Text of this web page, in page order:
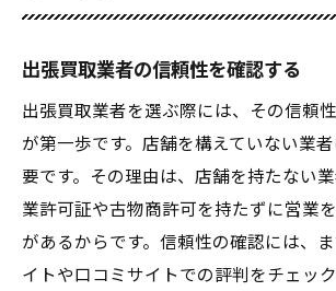
出張買取業者の信頼性を確認する
出張買取業者を選ぶ際には、その信頼
が第一歩です。店舗を構えていない業
要です。その理由は、店舗を持たない
業許可証や古物商許可を持たずに営業
があるからです。信頼性の確認には、
イトや口コミサイトでの評判をチェッ